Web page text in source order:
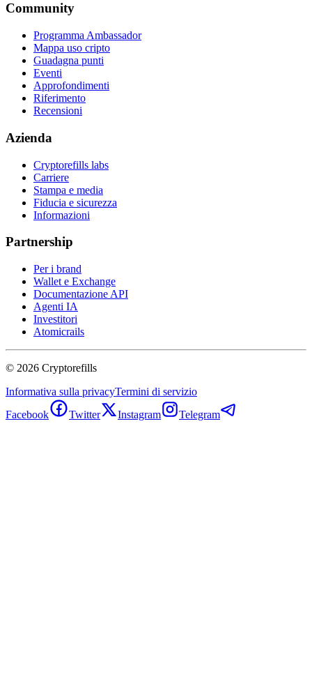
Community
Programma Ambassador
Mappa uso cripto
Guadagna punti
Eventi
Approfondimenti
Riferimento
Recensioni
Azienda
Cryptorefills labs
Carriere
Stampa e media
Fiducia e sicurezza
Informazioni
Partnership
Per i brand
Wallet e Exchange
Documentazione API
Agenti IA
Investitori
Atomicrails
© 2026 Cryptorefills
Informativa sulla privacyTermini di servizio
Facebook
Twitter Instagram Telegram